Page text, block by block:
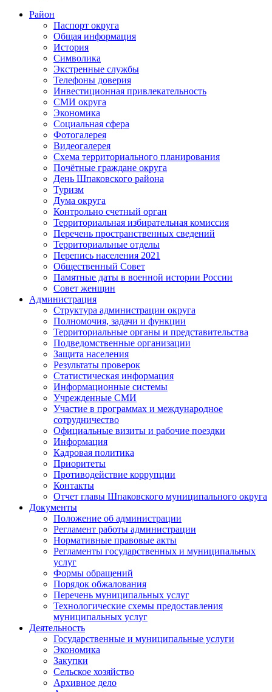
Район
Паспорт округа
Общая информация
История
Символика
Экстренные службы
Телефоны доверия
Инвестиционная привлекательность
СМИ округа
Экономика
Социальная сфера
Фотогалерея
Видеогалерея
Схема территориального планирования
Почётные граждане округа
День Шпаковского района
Туризм
Дума округа
Контрольно счетный орган
Территориальная избирательная комиссия
Перечень пространственных сведений
Территориальные отделы
Перепись населения 2021
Общественный Совет
Памятные даты в военной истории России
Совет женщин
Администрация
Структура администрации округа
Полномочия, задачи и функции
Территориальные органы и представительства
Подведомственные организации
Защита населения
Результаты проверок
Статистическая информация
Информационные системы
Учрежденные СМИ
Участие в программах и международное
сотрудничество
Официальные визиты и рабочие поездки
Информация
Кадровая политика
Приоритеты
Противодействие коррупции
Контакты
Отчет главы Шпаковского муниципального округа
Документы
Положение об администрации
Регламент работы администрации
Нормативные правовые акты
Регламенты государственных и муниципальных
услуг
Формы обращений
Порядок обжалования
Перечень муниципальных услуг
Технологические схемы предоставления
муниципальных услуг
Деятельность
Государственные и муниципальные услуги
Экономика
Закупки
Сельское хозяйство
Архивное дело